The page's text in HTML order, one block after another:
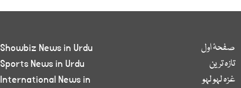
صفحۂ اول
تازہ ترین
غزہ لہو لہو
Showbiz News in Urdu
Sports News in Urdu
International News in